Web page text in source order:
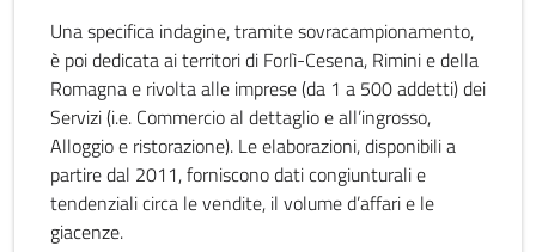
Una specifica indagine, tramite sovracampionamento,
è poi dedicata ai territori di Forlì-Cesena, Rimini e della
Romagna e rivolta alle imprese (da 1 a 500 addetti) dei
Servizi (i.e. Commercio al dettaglio e all’ingrosso,
Alloggio e ristorazione). Le elaborazioni, disponibili a
partire dal 2011, forniscono dati congiunturali e
tendenziali circa le vendite, il volume d’affari e le
giacenze.